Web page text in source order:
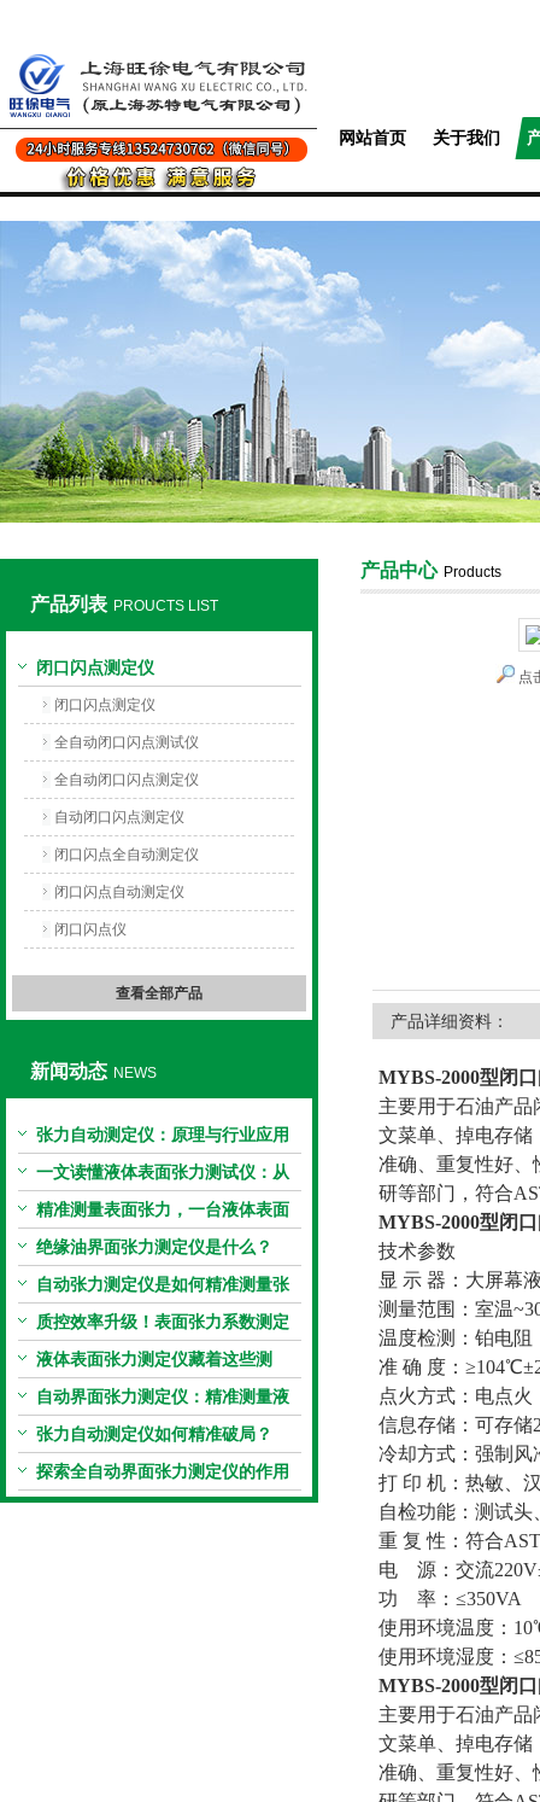
网站首页 关于我们
产品列表 PROUCTS LIST
闭口闪点测定仪
闭口闪点测定仪
全自动闭口闪点测试仪
全自动闭口闪点测定仪
自动闭口闪点测定仪
闭口闪点全自动测定仪
闭口闪点自动测定仪
闭口闪点仪
查看全部产品
新闻动态 NEWS
张力自动测定仪：原理与行业应用
解析
一文读懂液体表面张力测试仪：从
原理到应用全掌握
精准测量表面张力，一台液体表面
张力系数测量仪就够了
绝缘油界面张力测定仪是什么？
自动张力测定仪是如何精准测量张
力的？
质控效率升级！表面张力系数测定
仪真香警告
液体表面张力测定仪藏着这些测
定“小窍门”
自动界面张力测定仪：精准测量液
体界面张力的关键设备
张力自动测定仪如何精准破局？
探索全自动界面张力测定仪的作用
产品中心 Products
点
产品详细资料：
MYBS-2000型闭
主要用于石油产
文菜单、掉电存储
准确、重复性好、
研等部门，符合
MYBS-2000型闭
技术参数
显 示 器：大屏幕
测量范围：室温
温度检测：铂电阻
准 确 度：
点火方式：电点火
信息存储：可存储
冷却方式：强制风
打 印 机：热敏、
自检功能：测试
重 复 性：符合
电 源：交流
功 率：≤350VA
使用环境温度：
使用环境湿度：
MYBS-2000型闭
主要用于石油产
文菜单、掉电存储
准确、重复性好、